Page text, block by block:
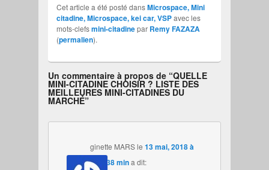
Cet article a été posté dansMicrospace, Mini
citadine, Microspace, kei car, VSPavec les
mots-clefsmini-citadinepar Remy FAZAZA
(permalien).
Un commentaire à propos de “QUELLE
MINI-CITADINE CHOISIR ? LISTE DES
MEILLEURES MINI-CITADINES DU
MARCHÉ”
ginette MARSle13 mai, 2018 à
17 h 38 mina dit: